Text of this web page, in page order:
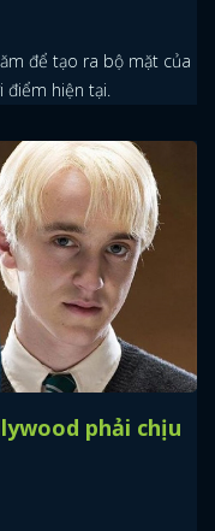
để tạo ra bộ mặt của
hiện tại.
phải chịu